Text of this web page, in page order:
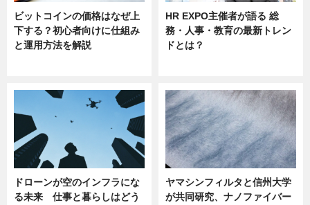
ビットコインの価格はなぜ上
下する？初心者向けに仕組み
と運用方法を解説
HR EXPO主催者が語る 総
務・人事・教育の最新トレン
ドとは？
ドローンが空のインフラにな
る未来 仕事と暮らしはどう
ヤマシンフィルタと信州大学
が共同研究、ナノファイバー